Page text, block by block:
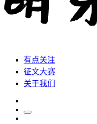
有点关注
征文大赛
关于我们